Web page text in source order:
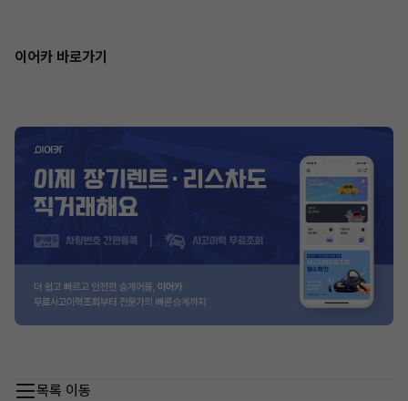
이어카 바로가기
목록 이동